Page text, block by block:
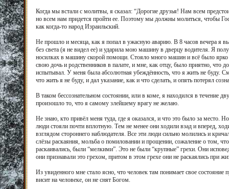
Когда мы встали с молитвы, я сказал: “Дорогие друзья! Нам всем
но всем нам придется пройти ее. Поэтому мы должны молиться, чтобы
как когда-то народ Израильский.
Не прошло и месяца, как я попал в ужасную аварию. В 8 часов вечера я
без света (я не видел ее) и ударила мою машину в дверцу водителя. Я
носилках в машину скорой помощи. Стояло много машин и всё было ярко
свою дочь и родственников в палате, и мне, как отцу, было приятно, что
испытывал. У меня была абсолютная убеждённость, что я жить не буду.
что жить я не буду, и дал указание, как и что сделать, и опять потерял
В таком бессознательном состоянии, или в коме, я находился в течение
произошло то, что я самому злейшему врагу не желаю.
Не знаю, кто привёл меня туда, где я оказался, и что это было за место.
люди стояли почти вплотную. Тем не менее они ходили взад и вперед,
взглядом стороннего наблюдателя. Все эти люди сильно молились и
слёзы раскаяния, мольба о помиловании и прощении, сожаление о том,
раскаивались, были “мелкими”. Это не были “крупные” грехи. Они
они признавали это грехом, притом в этом грехе они не раскаялись при
Из увиденного мне стало ясно, что человек там понимает свое
висит на человеке, он не снят Богом.